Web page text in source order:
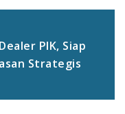
PIK, Siap
Strategis